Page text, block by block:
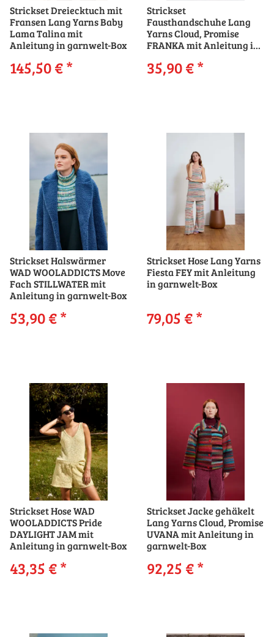
Strickset Dreiecktuch mit
Fransen Lang Yarns Baby
Lama Talina mit
Anleitung in garnwelt-Box
145,50 €*
Strickset
Fausthandschuhe Lang
Yarns Cloud, Promise
FRANKA mit Anleitung in
35,90 €*
Strickset Halswärmer
WAD WOOLADDICTS Move
Fach STILLWATER mit
Anleitung in garnwelt-Box
53,90 €*
Strickset Hose Lang Yarns
Fiesta FEY mit Anleitung
in garnwelt-Box
79,05 €*
Strickset Hose WAD
WOOLADDICTS Pride
DAYLIGHT JAM mit
Anleitung in garnwelt-Box
43,35 €*
Strickset Jacke gehäkelt
Lang Yarns Cloud, Promise
UVANA mit Anleitung in
garnwelt-Box
92,25 €*